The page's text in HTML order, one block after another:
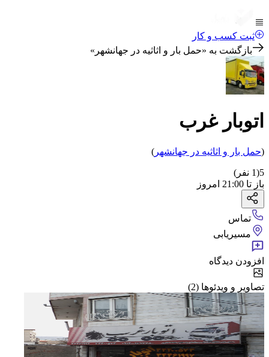
ثبت کسب و کار
بازگشت به «حمل بار و اثاثیه در جهانشهر »
اتوبار غرب
(حمل بار و اثاثیه در جهانشهر )
5
(
1 نفر)
باز تا 21:00 امروز
تماس
مسیریابی
افزودن دیدگاه
تصاویر و ویدئوها (2)